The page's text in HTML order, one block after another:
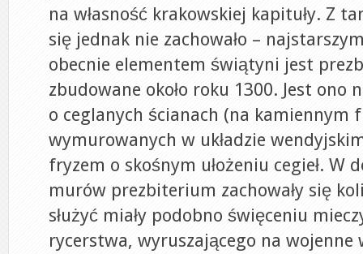
na własność krakowskiej kapituły. Z
się jednak nie zachowało –
obecnie elementem świątyni jest
zbudowane około roku 1300. Jest ono
o ceglanych ścianach (na kamiennym
wymurowanych w układzie
fryzem o skośnym ułożeniu cegieł. W
murów prezbiterium zachowały się
służyć miały podobno święceniu
rycerstwa, wyruszającego na wojenne